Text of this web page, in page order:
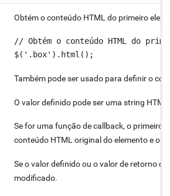
Obtém o conteúdo HTML do primeiro
// Obtém o conteúdo HTML do
$('.box').html();
Também pode ser usado para definir o
O valor definido pode ser uma string
Se for uma função de callback, o primeiro
conteúdo HTML original do elemento e o
Se o valor definido ou o valor de retorno
modificado.